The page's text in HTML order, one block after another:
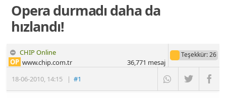
Opera durmadı daha da
hızlandı!
CHIP Online
18-06-2010, 14:15 |#1
OP www.chip.com.tr
Teşekkür: 26
36,771 mesaj